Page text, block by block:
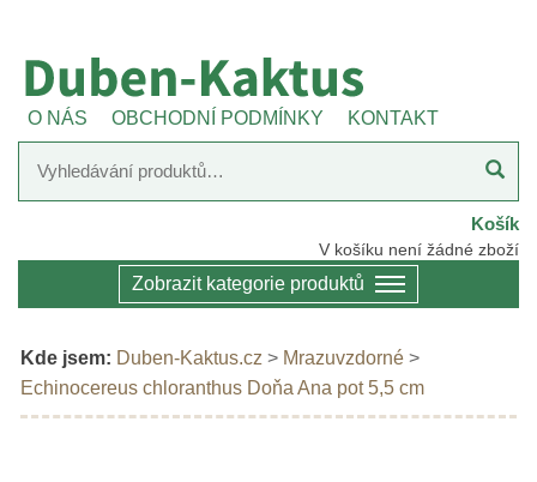
O NÁS OBCHODNÍ PODMÍNKY KONTAKT
Košík
V košíku není žádné zboží
Zobrazit kategorie produktů
Kde jsem: Duben-Kaktus.cz > Mrazuvzdorné >
Echinocereus chloranthus Doňa Ana pot 5,5 cm